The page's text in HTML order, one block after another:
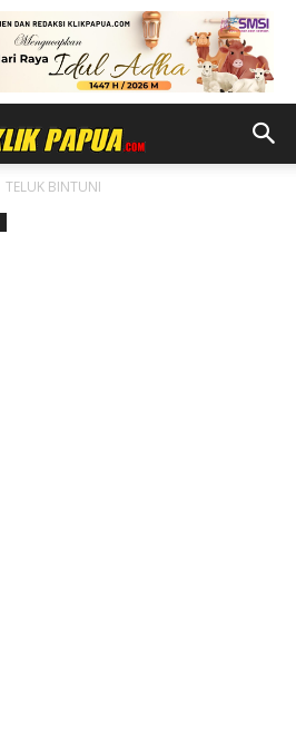
TELUK BINTUNI